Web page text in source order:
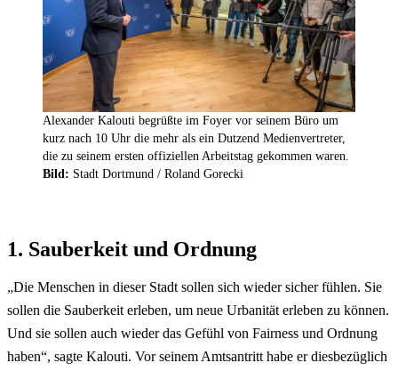
Alexander Kalouti begrüßte im Foyer vor seinem Büro um
kurz nach 10 Uhr die mehr als ein Dutzend Medienvertreter,
die zu seinem ersten offiziellen Arbeitstag gekommen waren.
Bild: Stadt Dortmund / Roland Gorecki
1. Sauberkeit und Ordnung
„Die Menschen in dieser Stadt sollen sich wieder sicher fühlen. Sie
sollen die Sauberkeit erleben, um neue Urbanität erleben zu können.
Und sie sollen auch wieder das Gefühl von Fairness und Ordnung
haben“, sagte Kalouti. Vor seinem Amtsantritt habe er diesbezüglich